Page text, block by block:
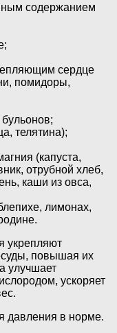
содержанием
сердце
помидоры,
телятина);
(капуста,
отрубной хлеб,
каши из овса,
лимонах,
укрепляют
повышая их
улучшает
ускоряет
давления в норме.